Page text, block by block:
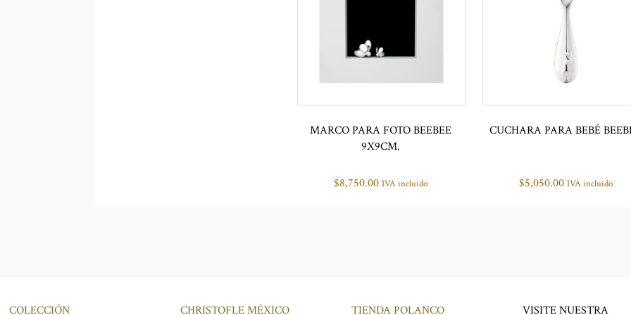
MARCO PARA FOTO BEEBEE
9X9CM.
$8,750.00 IVA incluido
CUCHARA PARA BEBÉ
$5,050.00 IVA incluido
COLECCIÓN CHRISTOFLE MÉXICO TIENDA POLANCO VISITE NUESTRA